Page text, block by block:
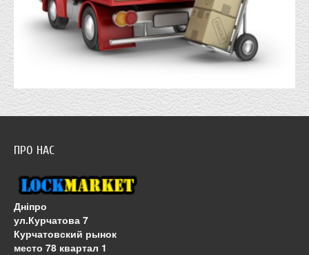
ПРО НАС
Дніпро
ул.Курчатова 7
Курчатовский рынок
место 78 квартал 1